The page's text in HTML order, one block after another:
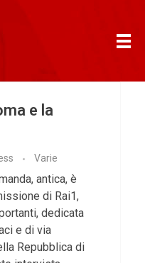
e la
Varie
antica, è
di Rai1,
dedicata
e di via
Repubblica di